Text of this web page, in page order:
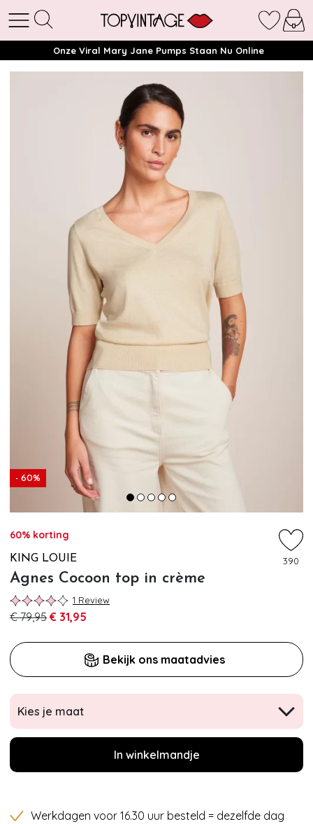
Onze Viral Mary Jane Pumps Staan Nu Online
- 60%
60% korting
KING LOUIE
Agnes Cocoon top in crème
390
1 Review
€ 79,95 € 31,95
Bekijk ons maatadvies
Kies je maat
In winkelmandje
Werkdagen voor 16.30 uur besteld = dezelfde dag